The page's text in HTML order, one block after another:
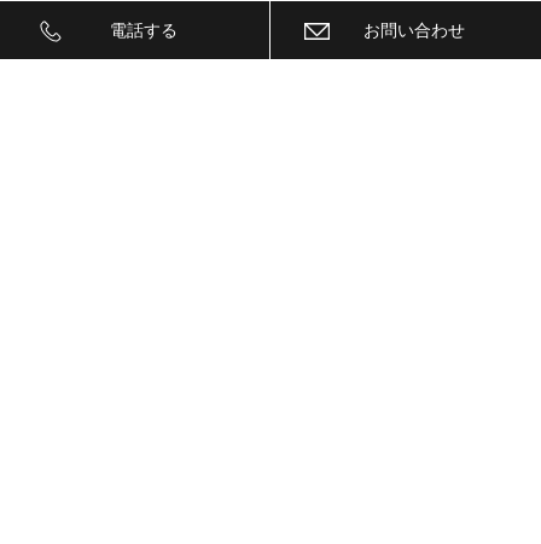
ＩＧＬＡ２+
ＩＩＤ
電話する お問い合わせ